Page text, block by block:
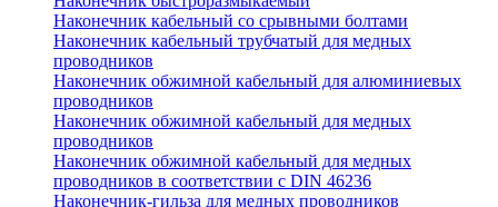
Наконечник кабельный со срывными болтами
Наконечник кабельный трубчатый для медных
проводников
Наконечник обжимной кабельный для алюминиевых
проводников
Наконечник обжимной кабельный для медных
проводников
Наконечник обжимной кабельный для медных
проводников в соответствии с DIN 46236
Наконечник-гильза для медных проводников